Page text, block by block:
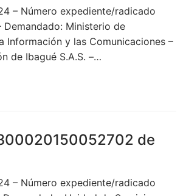
– Número expediente/radicado
Demandado: Ministerio de
Información y las Comunicaciones –
de Ibagué S.A.S. –…
de
– Número expediente/radicado